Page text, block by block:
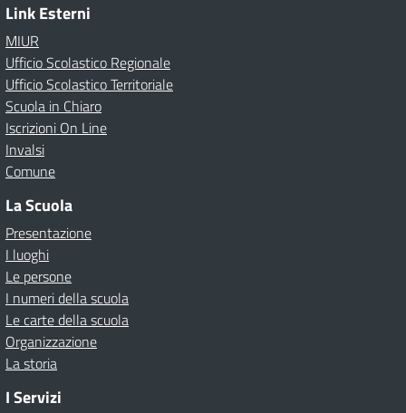
Link Esterni
MIUR
Ufficio Scolastico Regionale
Ufficio Scolastico Territoriale
Scuola in Chiaro
Iscrizioni On Line
Invalsi
Comune
La Scuola
Presentazione
I luoghi
Le persone
I numeri della scuola
Le carte della scuola
Organizzazione
La storia
I Servizi